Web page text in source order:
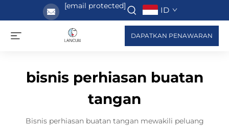
[email protected] ID
DAPATKAN PENAWARAN
bisnis perhiasan buatan
tangan
Bisnis perhiasan buatan tangan mewakili peluang